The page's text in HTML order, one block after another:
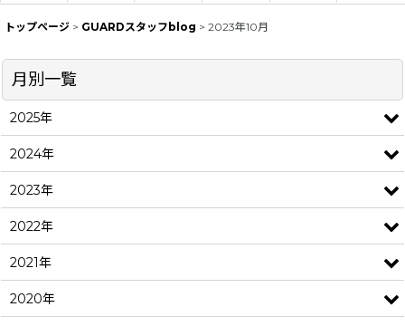
トップページ > GUARDスタッフblog > 2023年10月
月別一覧
2025年
2024年
2023年
2022年
2021年
2020年